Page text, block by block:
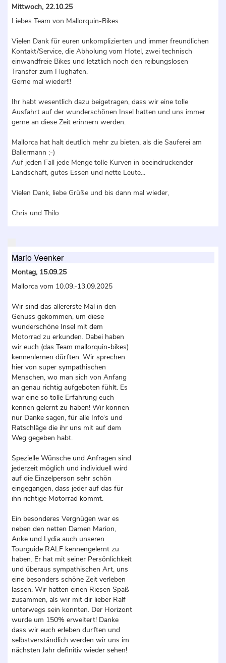
Mittwoch, 22.10.25
Liebes Team von Mallorquin-Bikes
Vielen Dank für euren unkomplizierten und immer freundlichen
Kontakt/Service, die Abholung vom Hotel, zwei technisch
einwandfreie Bikes und letztlich noch den reibungslosen
Transfer zum Flughafen.
Gerne mal wieder!!!
Ihr habt wesentlich dazu beigetragen, dass wir eine tolle
Ausfahrt auf der wunderschönen Insel hatten und uns immer
gerne an diese Zeit erinnern werden.
Mallorca hat halt deutlich mehr zu bieten, als die Sauferei am
Ballermann ;-)
Auf jeden Fall jede Menge tolle Kurven in beeindruckender
Landschaft, gutes Essen und nette Leute...
Vielen Dank, liebe Grüße und bis dann mal wieder,
Chris und Thilo
Mario Veenker
Montag, 15.09.25
Mallorca vom 10.09.-13.09.2025
Wir sind das allererste Mal in den
Genuss gekommen, um diese
wunderschöne Insel mit dem
Motorrad zu erkunden. Dabei haben
wir euch (das Team mallorquin-bikes)
kennenlernen dürften. Wir sprechen
hier von super sympathischen
Menschen, wo man sich von Anfang
an genau richtig aufgeboten fühlt. Es
war eine so tolle Erfahrung euch
kennen gelernt zu haben! Wir können
nur Danke sagen, für alle Info‘s und
Ratschläge die ihr uns mit auf dem
Weg gegeben habt.
Spezielle Wünsche und Anfragen sind
jederzeit möglich und individuell wird
auf die Einzelperson sehr schön
eingegangen, dass jeder auf das für
ihn richtige Motorrad kommt.
Ein besonderes Vergnügen war es
neben den netten Damen Marion,
Anke und Lydia auch unseren
Tourguide RALF kennengelernt zu
haben. Er hat mit seiner Persönlichkeit
und überaus sympathischen Art, uns
eine besonders schöne Zeit verleben
lassen. Wir hatten einen Riesen Spaß
zusammen, als wir mit dir lieber Ralf
unterwegs sein konnten. Der Horizont
wurde um 150% erweitert! Danke
dass wir euch erleben durften und
selbstverständlich werden wir uns im
nächsten Jahr definitiv wieder sehen!